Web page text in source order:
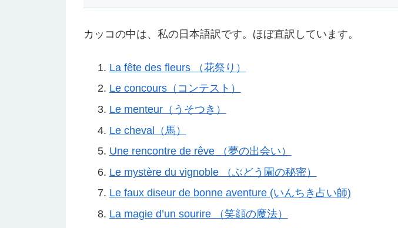
カッコの中は、私の日本語訳です。ほぼ直訳しています。
La fête des fleurs （花祭り）
Le concours（コンテスト）
Le menteur（うそつき）
Le cheval（馬）
Une rencontre de rêve （夢の出会い）
Le mystère du vignoble （ぶどう園の秘密）
Le faux diseur de bonne aventure (いんちき占い師)
La magie d’un sourire （笑顔の魔法）